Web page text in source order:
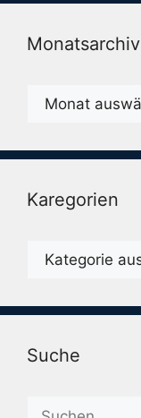
Monatsarchiv
Monatsarchiv
Karegorien
Karegorien
Suche
Suche